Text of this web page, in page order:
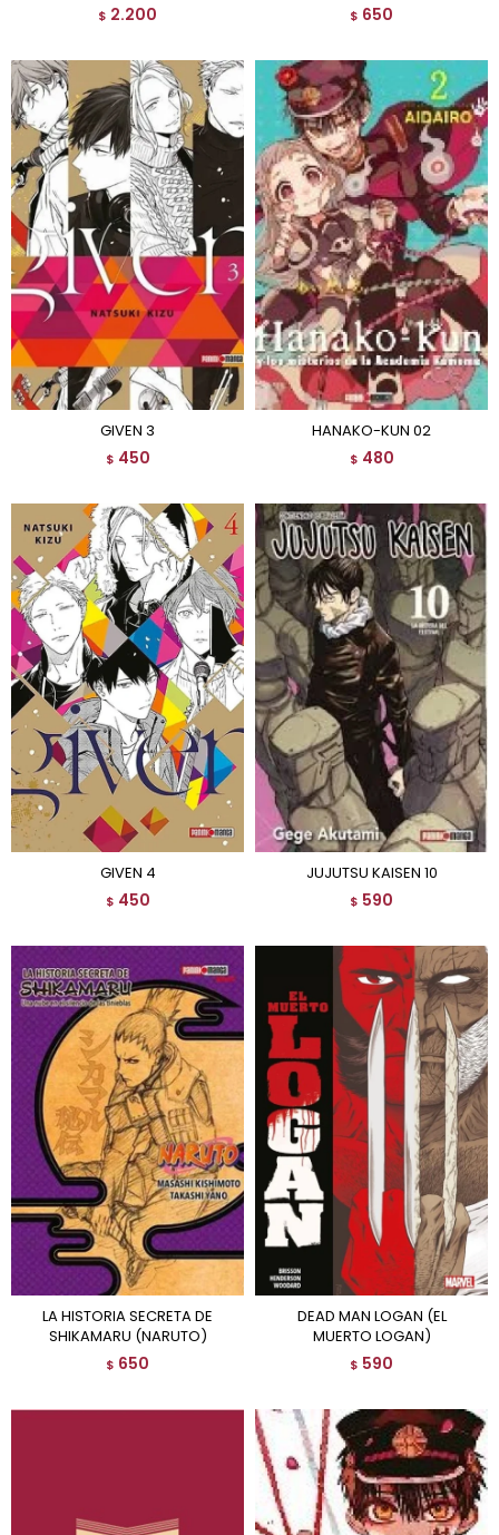
$ 2.200 $ 650
GIVEN 3
$ 450
HANAKO-KUN 02
$ 480
GIVEN 4
$ 450
JUJUTSU KAISEN 10
$ 590
LA HISTORIA SECRETA DE
SHIKAMARU (NARUTO)
$ 650
DEAD MAN LOGAN (EL
MUERTO LOGAN)
$ 590